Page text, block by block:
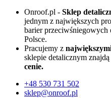
Onroof.pl - Sklep
jednym z największych
barier przeciwśniegowych
Polsce.
Pracujemy z
sklepie detalicznym
cenie.
+48 530 731 502
sklep@onroof.pl